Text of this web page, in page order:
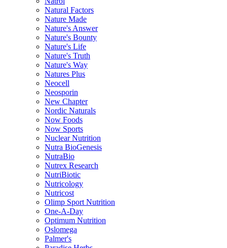
Natural Factors
Nature Made
Nature's Answer
Nature's Bounty
Nature's Life
Nature's Truth
Nature's Way
Natures Plus
Neocell
Neosporin
New Chapter
Nordic Naturals
Now Foods
Now Sports
Nuclear Nutrition
Nutra BioGenesis
NutraBio
Nutrex Research
NutriBiotic
Nutricology
Nutricost
Olimp Sport Nutrition
One-A-Day
Optimum Nutrition
Oslomega
Palmer's